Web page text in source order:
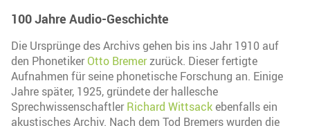
100 Jahre Audio-Geschichte
Die Ursprünge des Archivs gehen bis ins Jahr 1910 auf
den PhonetikerOtto Bremerzurück. Dieser fertigte
Aufnahmen für seine phonetische Forschung an. Einige
Jahre später, 1925, gründete der hallesche
SprechwissenschaftlerRichard Wittsackebenfalls ein
akustisches Archiv. Nach dem Tod Bremers wurden die